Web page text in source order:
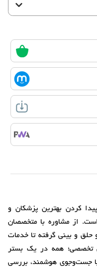
کردن بهترین پزشکان و
از مشاوره با متخصصان
و بینی گرفته تا خدمات
تخصصی؛ همه در یک بستر
جست‌وجوی هوشمند، بررسی